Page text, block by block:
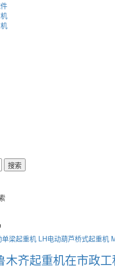
单梁起重机 LH电动葫芦桥式起重机
木齐起重机在市政工